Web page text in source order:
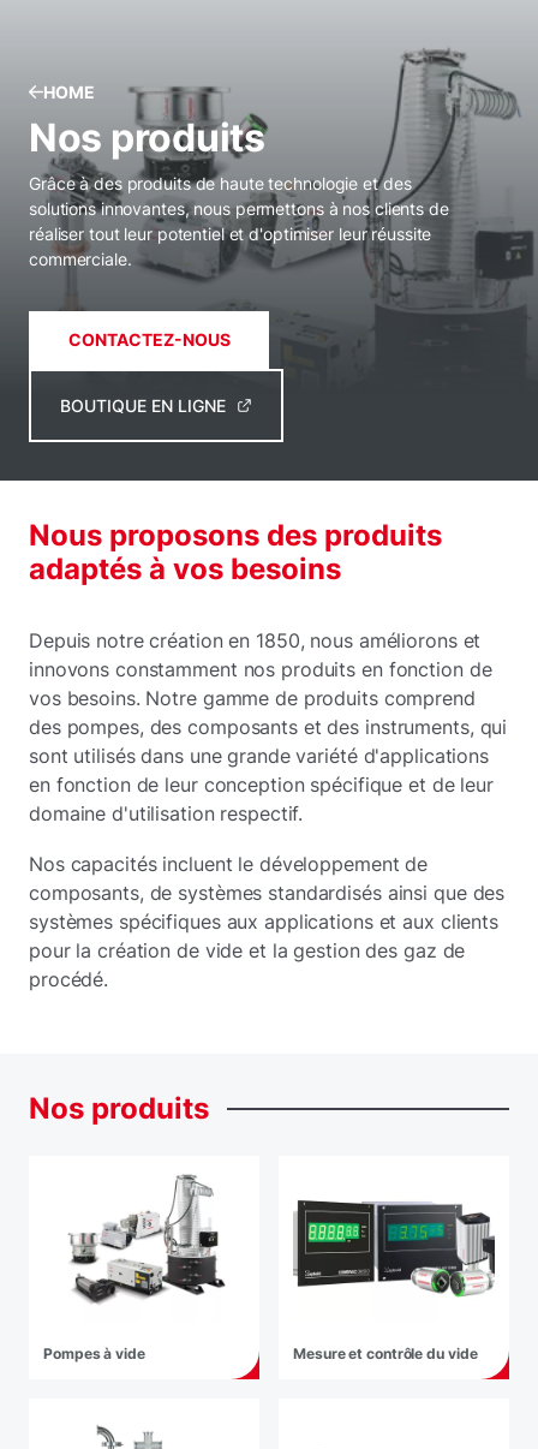
HOME
Nos produits
Grâce à des produits de haute technologie et des
solutions innovantes, nous permettons à nos clients de
réaliser tout leur potentiel et d'optimiser leur réussite
commerciale.
CONTACTEZ-NOUS
BOUTIQUE EN LIGNE
Nous proposons des produits
adaptés à vos besoins
Depuis notre création en 1850, nous améliorons et
innovons constamment nos produits en fonction de
vos besoins. Notre gamme de produits comprend
des pompes, des composants et des instruments, qui
sont utilisés dans une grande variété d'applications
en fonction de leur conception spécifique et de leur
domaine d'utilisation respectif.
Nos capacités incluent le développement de
composants, de systèmes standardisés ainsi que des
systèmes spécifiques aux applications et aux clients
pour la création de vide et la gestion des gaz de
procédé.
Nos produits
Pompes à vide Mesure et contrôle du vide